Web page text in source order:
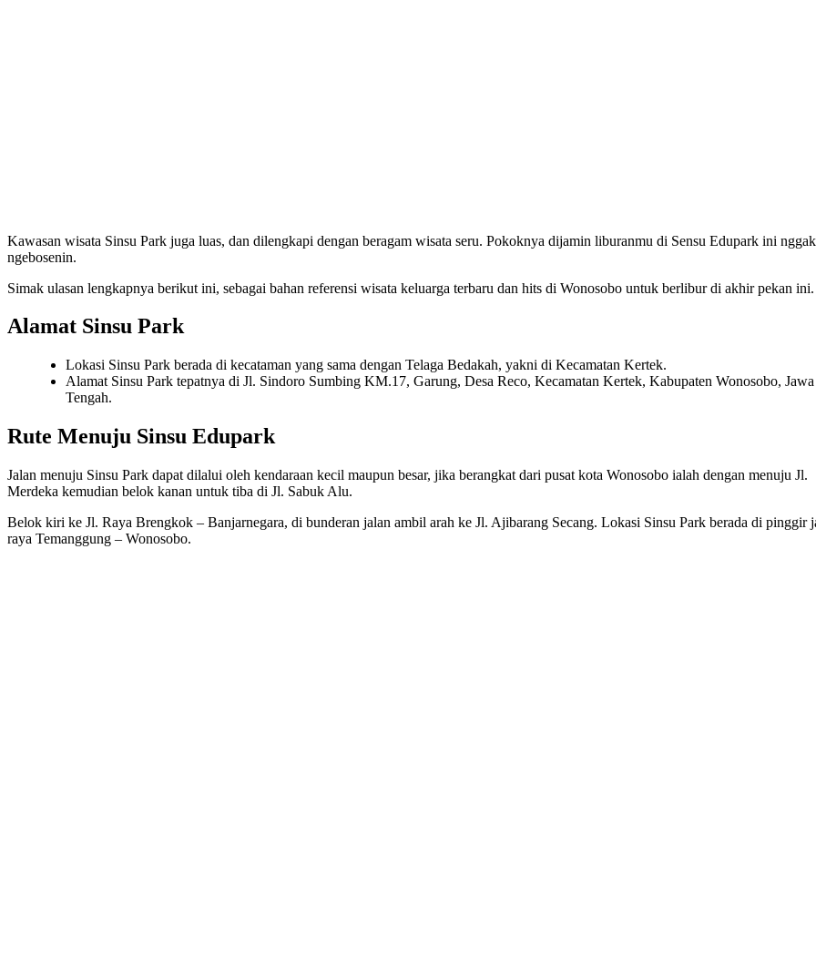
Kawasan wisata Sinsu Park juga luas, dan dilengkapi dengan beragam wisata seru. Pokoknya dijamin liburanmu di Sensu Edupark ini
ngebosenin.
Simak ulasan lengkapnya berikut ini, sebagai bahan referensi wisata keluarga terbaru dan hits di Wonosobo untuk berlibur di akhir pekan ini.
Alamat Sinsu Park
Lokasi Sinsu Park berada di kecataman yang sama dengan Telaga Bedakah, yakni di Kecamatan Kertek.
Alamat Sinsu Park tepatnya di Jl. Sindoro Sumbing KM.17, Garung, Desa Reco, Kecamatan Kertek, Kabupaten Wonosobo, Jawa
Tengah.
Rute Menuju Sinsu Edupark
Jalan menuju Sinsu Park dapat dilalui oleh kendaraan kecil maupun besar, jika berangkat dari pusat kota Wonosobo ialah dengan menuju Jl.
Merdeka kemudian belok kanan untuk tiba di Jl. Sabuk Alu.
Belok kiri ke Jl. Raya Brengkok – Banjarnegara, di bunderan jalan ambil arah ke Jl. Ajibarang Secang. Lokasi Sinsu Park berada di pinggir
raya Temanggung – Wonosobo.